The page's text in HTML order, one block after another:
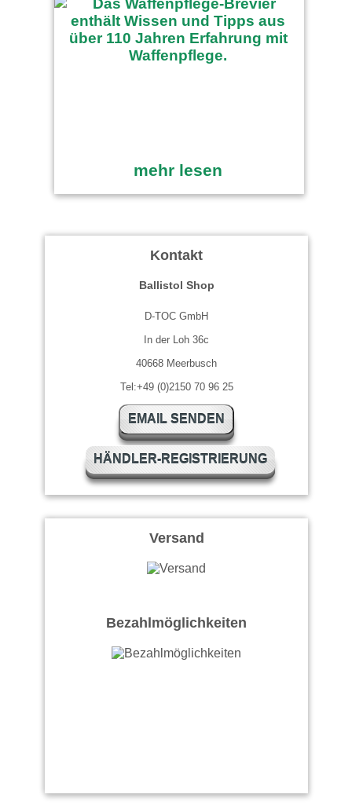
mehr lesen
Kontakt
Ballistol Shop
D-TOC GmbH
In der Loh 36c
40668 Meerbusch
Tel:+49 (0)2150 70 96 25
EMAIL SENDEN
HÄNDLER-REGISTRIERUNG
Versand
Bezahlmöglichkeiten